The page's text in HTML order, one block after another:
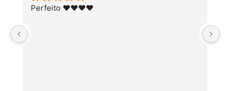
Perfeito ♥️♥️♥️♥️